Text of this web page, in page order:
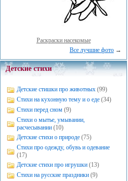
Раскраски насекомые
Все лучшие фото →
Детские стихи
Детские стишки про животных (99)
Стихи на кухонную тему и о еде (34)
Стихи перед сном (9)
Стихи о мытье, умывании,
расчесывании (10)
Детские стихи о природе (75)
Стихи про одежду, обувь и одевание
(17)
Детские стихи про игрушки (13)
Стихи на русские праздники (9)